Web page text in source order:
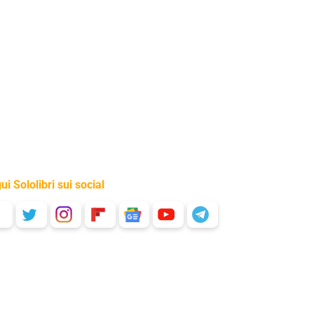
Sololibri sui social